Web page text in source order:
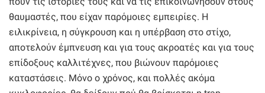
θαυμαστές, που είχαν παρόμοιες εμπειρίες. Η
ειλικρίνεια, η σύγκρουση και η υπέρβαση στο στίχο,
αποτελούν έμπνευση και για τους ακροατές και για τους
επίδοξους καλλιτέχνες, που βιώνουν παρόμοιες
καταστάσεις. Μόνο ο χρόνος, και πολλές ακόμα